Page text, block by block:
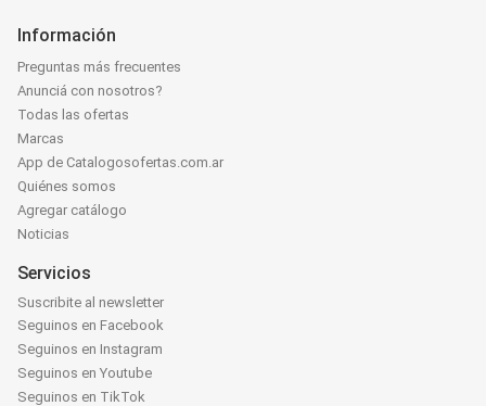
Información
Preguntas más frecuentes
Anunciá con nosotros?
Todas las ofertas
Marcas
App de Catalogosofertas.com.ar
Quiénes somos
Agregar catálogo
Noticias
Servicios
Suscribite al newsletter
Seguinos en Facebook
Seguinos en Instagram
Seguinos en Youtube
Seguinos en TikTok